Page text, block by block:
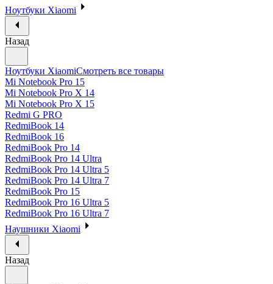
Ноутбуки Xiaomi
Назад
Ноутбуки XiaomiСмотреть все товары
Mi Notebook Pro 15
Mi Notebook Pro X 14
Mi Notebook Pro X 15
Redmi G PRO
RedmiBook 14
RedmiBook 16
RedmiBook Pro 14
RedmiBook Pro 14 Ultra
RedmiBook Pro 14 Ultra 5
RedmiBook Pro 14 Ultra 7
RedmiBook Pro 15
RedmiBook Pro 16 Ultra 5
RedmiBook Pro 16 Ultra 7
Наушники Xiaomi
Назад